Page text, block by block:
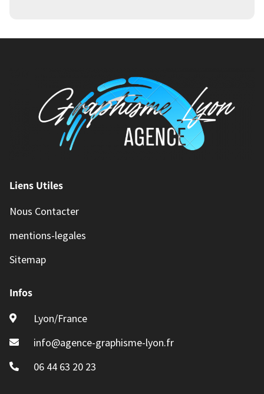
Liens Utiles
Nous Contacter
mentions-legales
Sitemap
Infos
Lyon/France
info@agence-graphisme-lyon.fr
06 44 63 20 23